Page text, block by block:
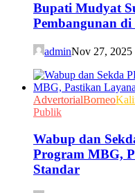
Bupati Mudyat
Pembangunan
adminNov 27, 2025
AdvertorialBorneo
Publik
Wabup dan
Program MBG,
Standar